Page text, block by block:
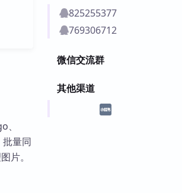
825255377
769306712
微信交流群
其他渠道
量同
片。